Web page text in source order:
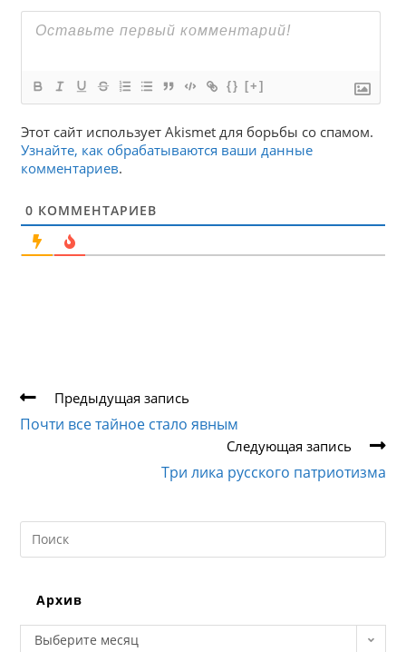
{} [+]
Этот сайт использует Akismet для борьбы со спамом.
Узнайте, как обрабатываются ваши данные
комментариев.
0 КОММЕНТАРИЕВ
Еще
статьи
Предыдущая запись
Почти все тайное стало явным
Следующая запись
Три лика русского патриотизма
Search
this
Архив
Архив
Выберите месяц